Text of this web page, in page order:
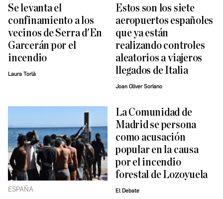
Se levanta el
confinamiento a los
vecinos de Serra d'En
Garcerán por el
incendio
Laura Torlà
Estos son los siete
aeropuertos españoles
que ya están
realizando controles
aleatorios a viajeros
llegados de Italia
Joan Oliver Soriano
ESPAÑA
La Comunidad de
Madrid se persona
como acusación
popular en la causa
por el incendio
forestal de Lozoyuela
El Debate